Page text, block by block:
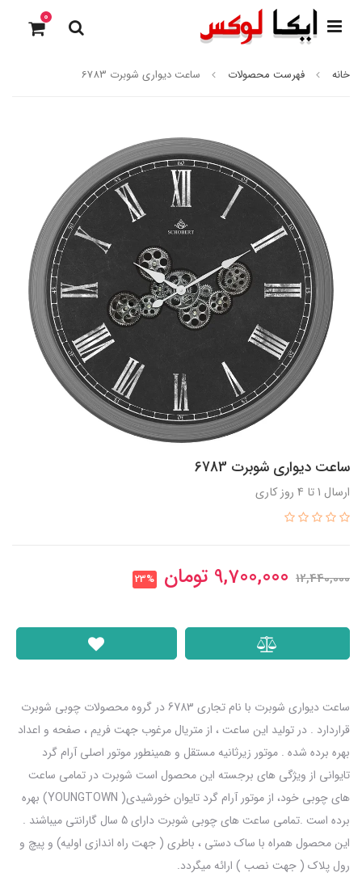
0
خانه فهرست محصولات ساعت دیواری شوبرت 6783
ساعت دیواری شوبرت 6783
ارسال 1 تا 4 روز کاری
12,440,000
9,700,000 تومان 23%
ساعت دیواری شوبرت با نام تجاری 6783 در گروه محصولات چوبی شوبرت
قراردارد . در تولید این ساعت ، از متریال مرغوب جهت فریم ، صفحه و اعداد
بهره برده شده . موتور زیرثانیه مستقل و همینطور موتور اصلی آرام گرد
تایوانی از ویژگی های برجسته این محصول است شوبرت در تمامی ساعت
های چوبی خود، از موتور آرام گرد تایوان خورشیدی( YOUNGTOWN) بهره
برده است .تمامی ساعت های چوبی شوبرت دارای 5 سال گارانتی میباشند .
این محصول همراه با ساک دستی ، باطری ( جهت راه اندازی اولیه) و پیچ و
رول پلاک ( جهت نصب ) ارائه میگردد.